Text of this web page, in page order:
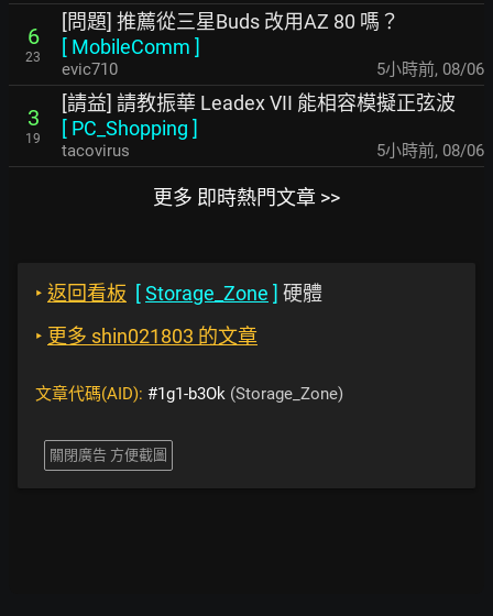
6
23
[問題] 推薦從三星Buds 改用AZ 80 嗎？
[ MobileComm ]
evic710 5小時前, 08/06
3
19
[請益] 請教振華 Leadex VII 能相容模擬正弦波
[ PC_Shopping ]
tacovirus 5小時前, 08/06
更多 即時熱門文章 >>
‣ 返回看板 [Storage_Zone ] 硬體
‣ 更多 shin021803 的文章
文章代碼(AID): #1g1-b3Ok (Storage_Zone)
關閉廣告 方便截圖